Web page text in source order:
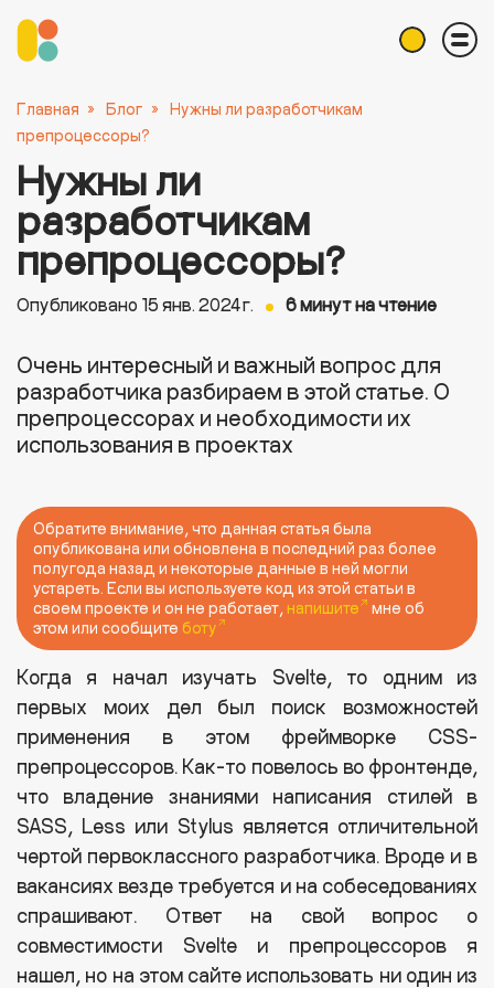
Главная » Блог » Нужны ли разработчикам
препроцессоры?
Нужны ли
разработчикам
препроцессоры?
Опубликовано 15 янв. 2024 г. 6 минут на чтение
Очень интересный и важный вопрос для
разработчика разбираем в этой статье. О
препроцессорах и необходимости их
использования в проектах
Обратите внимание, что данная статья была
опубликована или обновлена в последний раз более
полугода назад и некоторые данные в ней могли
устареть. Если вы используете код из этой статьи в
своем проекте и он не работает, напишите
мне об
этом или сообщите боту
Когда я начал изучать Svelte, то одним из
первых моих дел был поиск возможностей
применения в этом фреймворке CSS-
препроцессоров. Как-то повелось во фронтенде,
что владение знаниями написания стилей в
SASS, Less или Stylus является отличительной
чертой первоклассного разработчика. Вроде и в
вакансиях везде требуется и на собеседованиях
спрашивают. Ответ на свой вопрос о
совместимости Svelte и препроцессоров я
нашел, но на этом сайте использовать ни один из